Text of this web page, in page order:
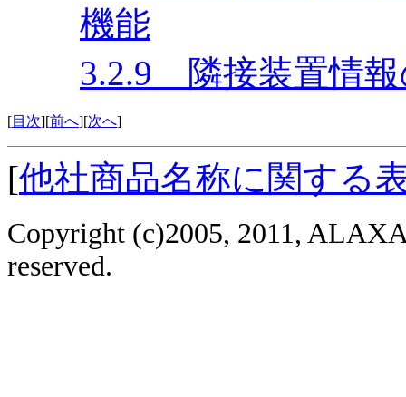
機能
3.2.9 隣接装置情報
[目次][前へ][次へ]
[他社商品名称に関する
Copyright (c)2005, 2011,
reserved.